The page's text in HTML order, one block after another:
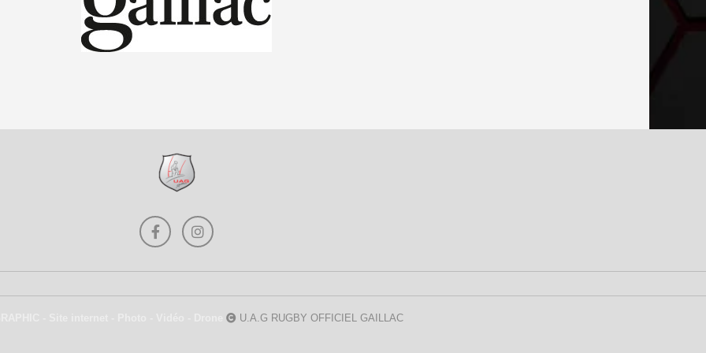
U.A.G RUGBY OFFICIEL GAILLAC